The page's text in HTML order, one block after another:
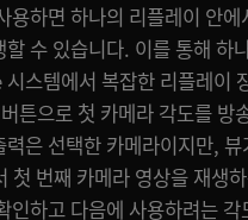
용하면 하나의 리플레이 안에
수 있습니다. 이를 통해 하
스템에서 복잡한 리플레이
튼으로 첫 카메라 각도를 방
은 선택한 카메라이지만, 뷰
첫 번째 카메라 영상을 재생
인하고 다음에 사용하려는 각